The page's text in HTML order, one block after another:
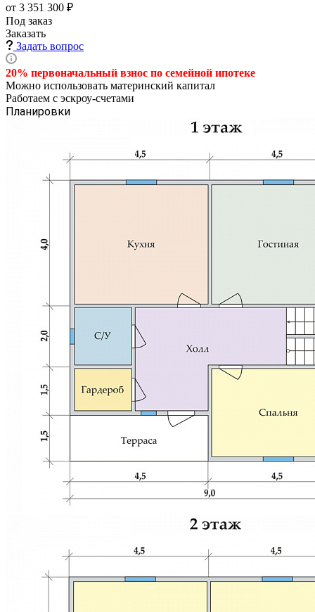
от 3 351 300 ₽
Под заказ
Заказать
Задать вопрос
20% первоначальный взнос по семейной ипотеке
Можно использовать материнский капитал
Работаем с эскроу-счетами
Планировки